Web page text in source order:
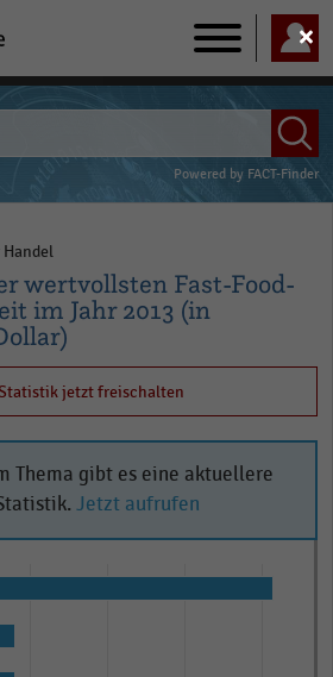
Main
navigation
Powered by FACT-Finder
wertvollsten Fast-Food-
im Jahr 2013 (in
jetzt freischalten
Thema gibt es eine aktuellere
Jetzt aufrufen